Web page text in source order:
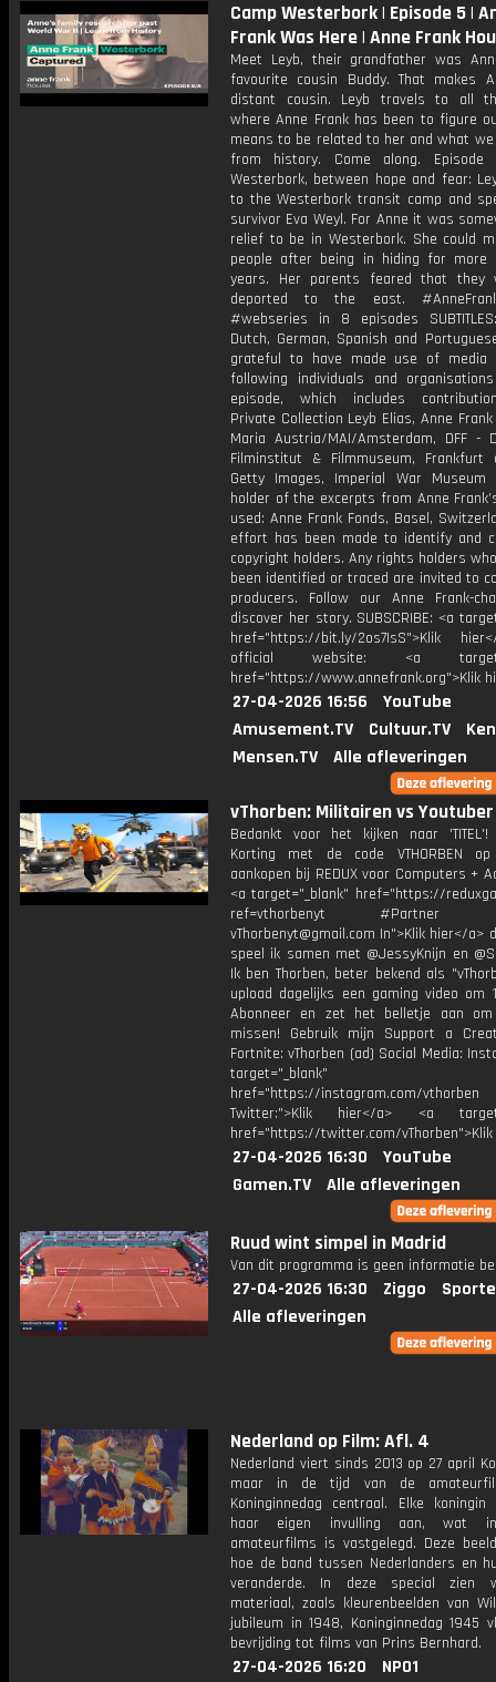
Camp Westerbork | Episode 5 |
Frank Was Here | Anne Frank
Meet Leyb, their grandfather was
favourite cousin Buddy. That makes
distant cousin. Leyb travels to all
where Anne Frank has been to figure
means to be related to her and what
from history. Come along. Episode
Westerbork, between hope and fear:
to the Westerbork transit camp and
survivor Eva Weyl. For Anne it was
relief to be in Westerbork. She could
people after being in hiding for more
years. Her parents feared that they
deported to the east.
#webseries in 8 episodes
Dutch, German, Spanish and
grateful to have made use of media
following individuals and
episode, which includes
Private Collection Leyb Elias, Anne
Maria Austria/MAI/Amsterdam, DFF -
Filminstitut & Filmmuseum, Frankfurt
Getty Images, Imperial War Museum
holder of the excerpts from Anne
used: Anne Frank Fonds, Basel,
effort has been made to identify and
copyright holders. Any rights holders
been identified or traced are invited to
producers. Follow our Anne Frank-
discover her story. SUBSCRIBE: <a
href="https://bit.ly/2os7IsS">Klik
official website: <a
href="https://www.annefrank.org">Klik
27-04-2026 16:56
YouTube
Amusement.TV
Cultuur.TV
Mensen.TV
Alle afleveringen
vThorben: Militairen vs Youtuber
Bedankt voor het kijken naar
Korting met de code VTHORBEN
aankopen bij REDUX voor Computers +
<a target="_blank" href="https://
ref=vthorbenyt #Partner
vThorbenyt@gmail.com In">Klik hier</a>
speel ik samen met @JessyKnijn en
Ik ben Thorben, beter bekend als
upload dagelijks een gaming video om
Abonneer en zet het belletje aan
missen! Gebruik mijn Support a
Fortnite: vThorben (ad) Social Media:
target="_blank"
href="https://instagram.com/vthorben
Twitter:">Klik hier</a> <a
href="https://twitter.com/
27-04-2026 16:30
YouTube
Gamen.TV
Alle afleveringen
Ruud wint simpel in Madrid
Van dit programma is geen informatie
27-04-2026 16:30 Ziggo
Alle afleveringen
Nederland op Film: Afl. 4
Nederland viert sinds 2013 op 27 april
maar in de tijd van de
Koninginnedag centraal. Elke
haar eigen invulling aan, wat
amateurfilms is vastgelegd. Deze
hoe de band tussen Nederlanders en
veranderde. In deze special zien
materiaal, zoals kleurenbeelden van
jubileum in 1948, Koninginnedag 1945
bevrijding tot films van Prins Bernhard.
27-04-2026 16:20
NPO1